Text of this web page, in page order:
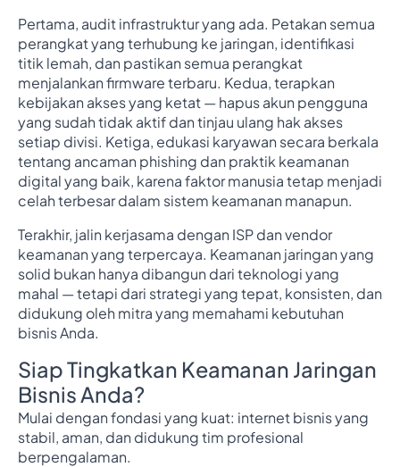
Pertama, audit infrastruktur yang ada. Petakan semua
perangkat yang terhubung ke jaringan, identifikasi
titik lemah, dan pastikan semua perangkat
menjalankan firmware terbaru. Kedua, terapkan
kebijakan akses yang ketat — hapus akun pengguna
yang sudah tidak aktif dan tinjau ulang hak akses
setiap divisi. Ketiga, edukasi karyawan secara berkala
tentang ancaman phishing dan praktik keamanan
digital yang baik, karena faktor manusia tetap menjadi
celah terbesar dalam sistem keamanan manapun.
Terakhir, jalin kerjasama dengan ISP dan vendor
keamanan yang terpercaya. Keamanan jaringan yang
solid bukan hanya dibangun dari teknologi yang
mahal — tetapi dari strategi yang tepat, konsisten, dan
didukung oleh mitra yang memahami kebutuhan
bisnis Anda.
Siap Tingkatkan Keamanan Jaringan
Bisnis Anda?
Mulai dengan fondasi yang kuat: internet bisnis yang
stabil, aman, dan didukung tim profesional
berpengalaman.